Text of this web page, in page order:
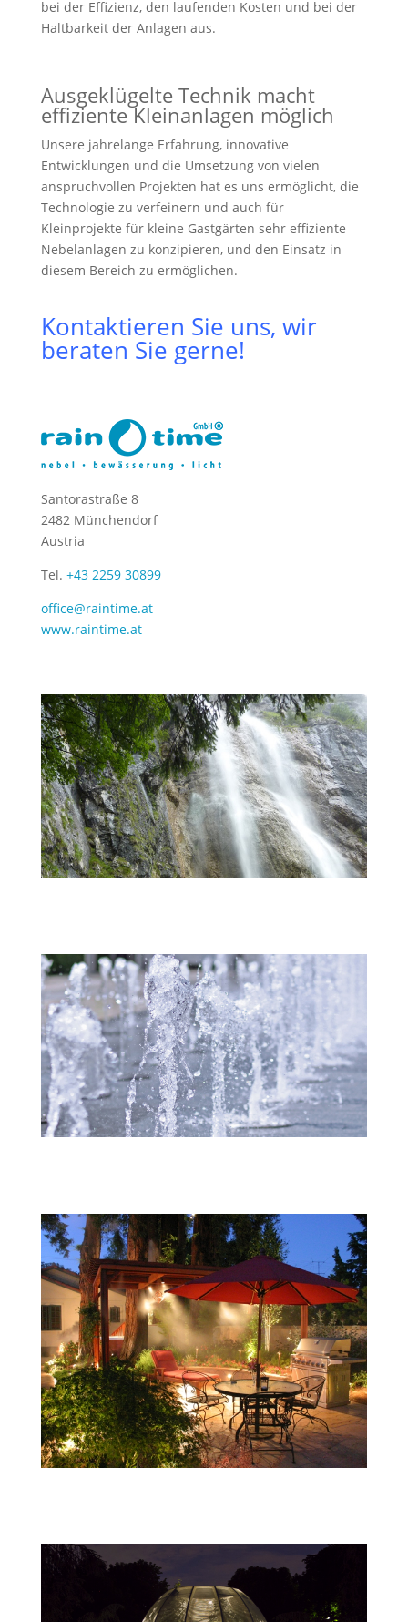
bei der Effizienz, den laufenden Kosten und bei der
Haltbarkeit der Anlagen aus.
Ausgeklügelte Technik macht
effiziente Kleinanlagen möglich
Unsere jahrelange Erfahrung, innovative
Entwicklungen und die Umsetzung von vielen
anspruchvollen Projekten hat es uns ermöglicht, die
Technologie zu verfeinern und auch für
Kleinprojekte für kleine Gastgärten sehr effiziente
Nebelanlagen zu konzipieren, und den Einsatz in
diesem Bereich zu ermöglichen.
Kontaktieren Sie uns, wir
beraten Sie gerne!
Santorastraße 8
2482 Münchendorf
Austria
Tel. +43 2259 30899
office@raintime.at
www.raintime.at